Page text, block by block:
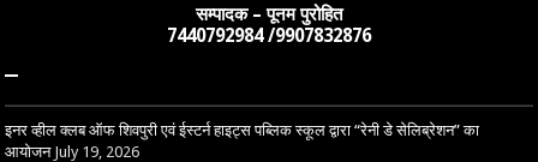
सम्पादक – पूनम पुरोहित
7440792984 /9907832876
–
इनर व्हील क्लब ऑफ शिवपुरी एवं ईस्टर्न हाइट्स पब्लिक स्कूल द्वारा “रेनी डे सेलिब्रेशन” का
आयोजन July 19, 2026